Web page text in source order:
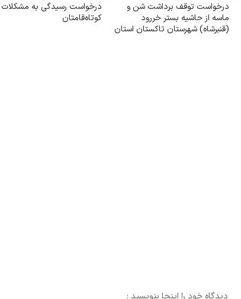
درخواست توقف برداشت شن و
ماسه از حاشیه بستر خر‌رود
(قنبرشاه) شهرستان تاکستان استان
درخواست رسیدگی به مشکلات
کوتاه‌قامتان